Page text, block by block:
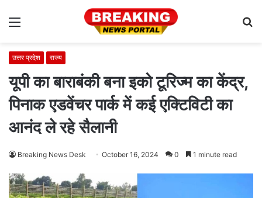
Menu
उत्तर प्रदेश राज्य
यूपी का बाराबंकी बना इको टूरिज्म का केंद्र,
पिनाक एडवेंचर पार्क में कई एक्टिविटी का
आनंद ले रहे सैलानी
Breaking News Desk October 16, 2024 0 1 minute read